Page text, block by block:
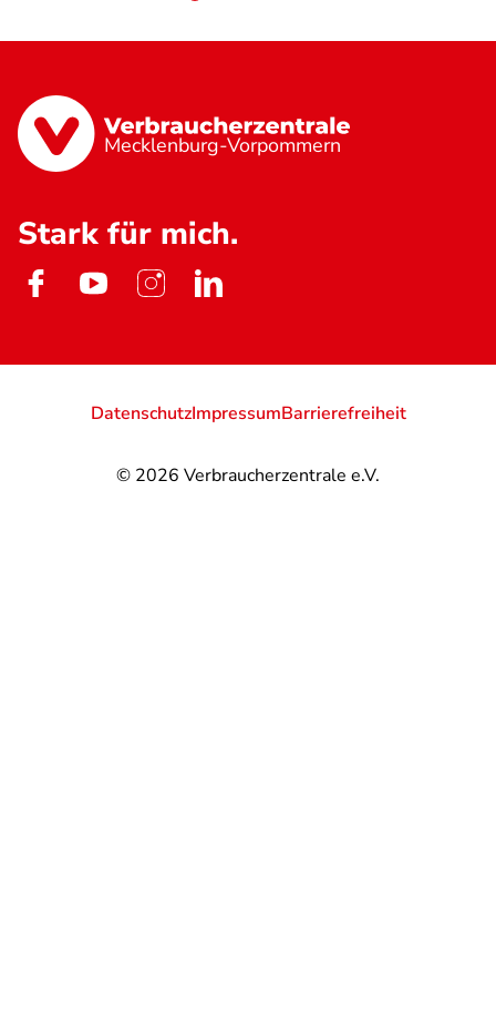
Mecklenburg-Vorpommern
Stark für mich.
© 2026 Verbraucherzentrale e.V.
DatenschutzImpressumBarrierefreiheit